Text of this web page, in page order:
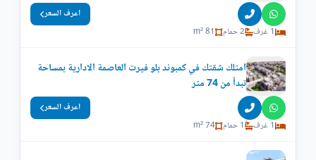
1 غرف 2 حمام 81 m²
اعرف السعر
امتلك شقتك في كمبوند بلو فيرت العاصمة الادارية بمساحة
تبدأ من 74 متر
1 غرف 1 حمام 74 m²
اعرف السعر